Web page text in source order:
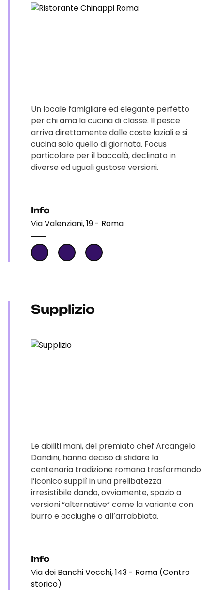
Un locale famigliare ed elegante perfetto
per chi ama la cucina di classe. Il pesce
arriva direttamente dalle coste laziali e si
cucina solo quello di giornata. Focus
particolare per il baccalà, declinato in
diverse ed uguali gustose versioni.
Info
Via Valenziani, 19 - Roma
Supplizio
Le abiliti mani, del premiato chef Arcangelo
Dandini, hanno deciso di sfidare la
centenaria tradizione romana trasformando
l’iconico supplì in una prelibatezza
irresistibile dando, ovviamente, spazio a
versioni “alternative” come la variante con
burro e acciughe o all’arrabbiata.
Info
Via dei Banchi Vecchi, 143 - Roma (Centro
storico)